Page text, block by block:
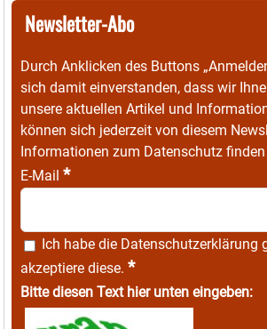
Newsletter-Abo
Durch Anklicken des Buttons
sich damit einverstanden, dass wir
unsere aktuellen Artikel und
können sich jederzeit von diesem
Informationen zum Datenschutz
E-Mail *
Ich habe die Datenschutzerklärung
akzeptiere diese. *
Bitte diesen Text hier unten eingeben: